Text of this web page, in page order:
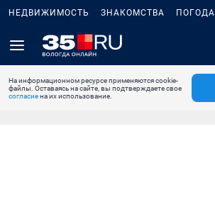
НЕДВИЖИМОСТЬ ЗНАКОМСТВА ПОГОДА
На информационном ресурсе применяются cookie-
файлы. Оставаясь на сайте, вы подтверждаете свое
согласиена их использование.